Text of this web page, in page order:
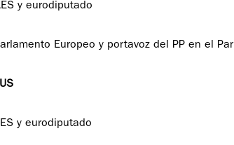
y eurodiputado
Europeo y portavoz del PP en el
y eurodiputado